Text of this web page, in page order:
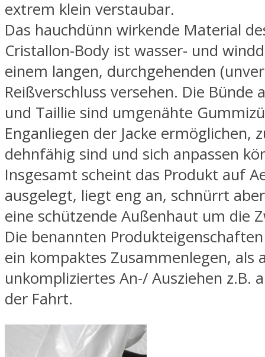
extrem klein verstaubar.
Das hauchdünn wirkende Material
Cristallon-Body ist wasser- und
einem langen, durchgehenden
Reißverschluss versehen. Die Bünde
und Taillie sind umgenähte
Enganliegen der Jacke ermöglichen,
dehnfähig sind und sich anpassen
Insgesamt scheint das Produkt auf
ausgelegt, liegt eng an, schnürrt
eine schützende Außenhaut um die
Die benannten
ein kompaktes Zusammenlegen, als
unkompliziertes An-/ Ausziehen z.B.
der Fahrt.